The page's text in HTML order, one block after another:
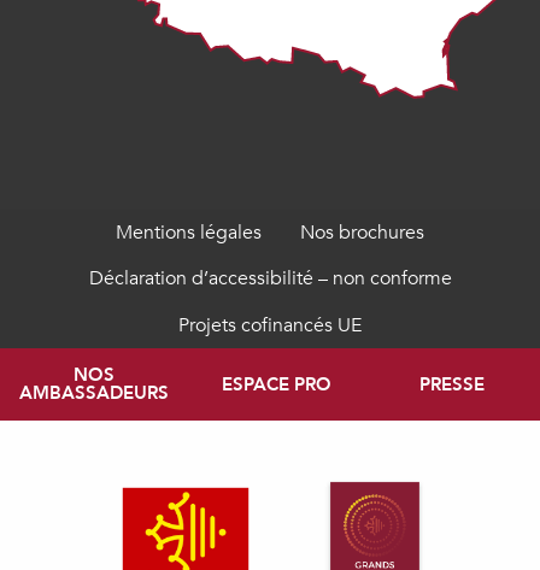
Mentions légales
Nos brochures
Déclaration d’accessibilité – non conforme
Projets cofinancés UE
NOS
AMBASSADEURS ESPACE PRO PRESSE